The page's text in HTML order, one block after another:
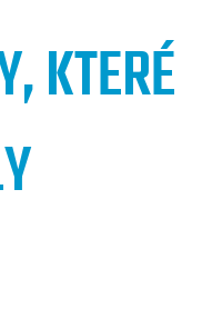
KTERÉ